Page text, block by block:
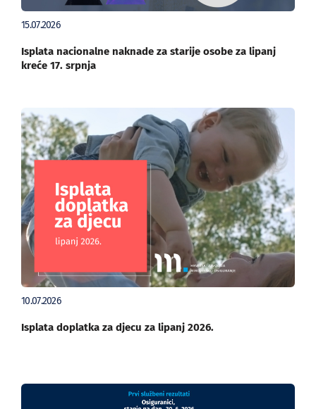
15.07.2026
Isplata nacionalne naknade za starije osobe za lipanj
kreće 17. srpnja
10.07.2026
Isplata doplatka za djecu za lipanj 2026.